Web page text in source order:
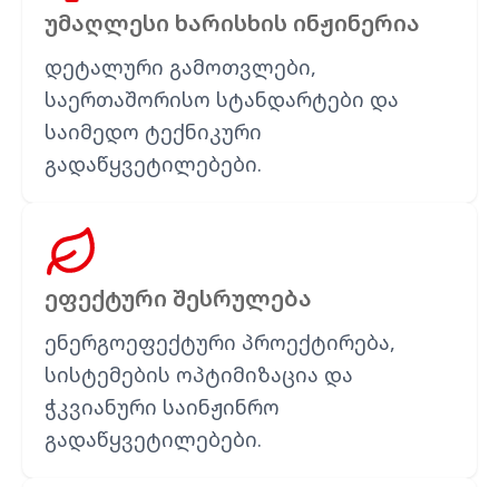
უმაღლესი ხარისხის ინჟინერია
დეტალური გამოთვლები,
საერთაშორისო სტანდარტები და
საიმედო ტექნიკური
გადაწყვეტილებები.
ეფექტური შესრულება
ენერგოეფექტური პროექტირება,
სისტემების ოპტიმიზაცია და
ჭკვიანური საინჟინრო
გადაწყვეტილებები.